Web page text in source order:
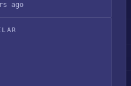
ago